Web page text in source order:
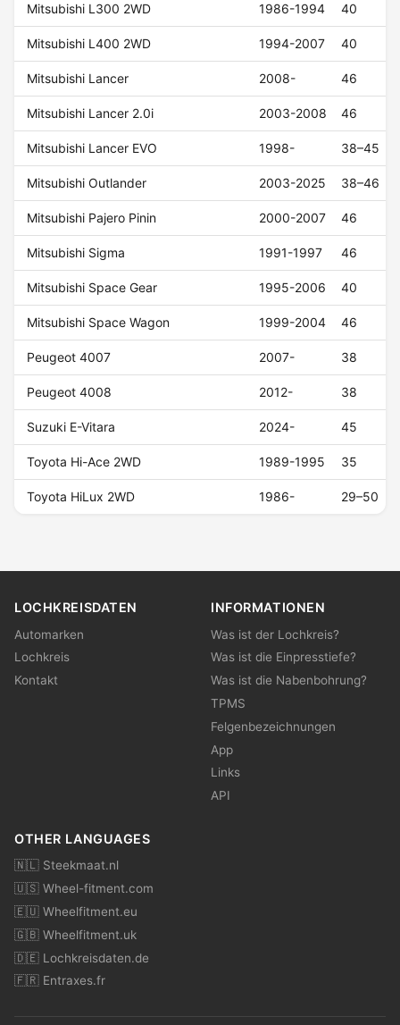
Mitsubishi L300 2WD 1986-1994 40
Mitsubishi L400 2WD 1994-2007 40
Mitsubishi Lancer 2008- 46
Mitsubishi Lancer 2.0i 2003-2008 46
Mitsubishi Lancer EVO 1998- 38–45
Mitsubishi Outlander 2003-2025 38–46
Mitsubishi Pajero Pinin 2000-2007 46
Mitsubishi Sigma 1991-1997 46
Mitsubishi Space Gear 1995-2006 40
Mitsubishi Space Wagon 1999-2004 46
Peugeot 4007 2007- 38
Peugeot 4008 2012- 38
Suzuki E-Vitara 2024- 45
Toyota Hi-Ace 2WD 1989-1995 35
Toyota HiLux 2WD 1986- 29–50
LOCHKREISDATEN
Automarken
Lochkreis
Kontakt
INFORMATIONEN
Was ist der Lochkreis?
Was ist die Einpresstiefe?
Was ist die Nabenbohrung?
TPMS
Felgenbezeichnungen
App
Links
API
OTHER LANGUAGES
🇳🇱 Steekmaat.nl
🇺🇸 Wheel-fitment.com
🇪🇺 Wheelfitment.eu
🇬🇧 Wheelfitment.uk
🇩🇪 Lochkreisdaten.de
🇫🇷 Entraxes.fr